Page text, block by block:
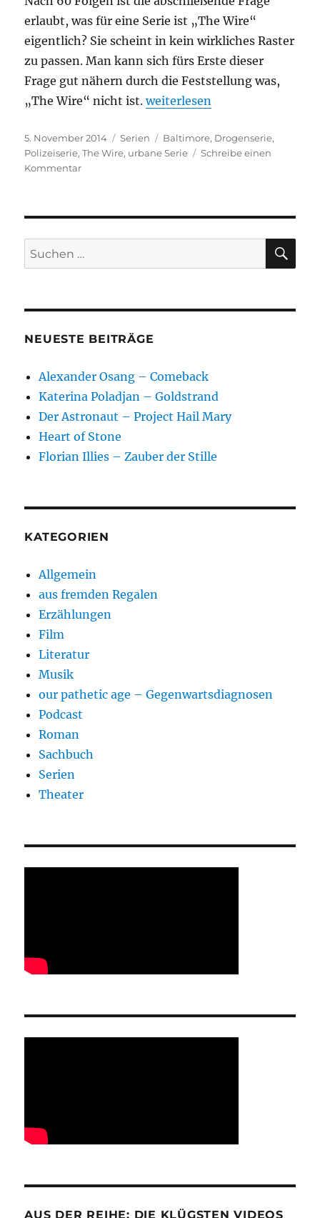
erlaubt, was für eine Serie ist „The Wire“
eigentlich? Sie scheint in kein wirkliches Raster
zu passen. Man kann sich fürs Erste dieser
Frage gut nähern durch die Feststellung was,
„The Wire“ nicht ist.„The Wire –
weiterlesen
Veröffentlicht
am
5. November 2014 Kategorien
Serien Schlagwörter
Baltimore, Drogenserie,
Polizeiserie,The Wire, urbane Serie
Schreibe einen
Kommentarzu
Suchen
nach:
NEUESTE BEITRÄGE
Alexander Osang – Comeback
Katerina Poladjan – Goldstrand
Der Astronaut – Project Hail Mary
Heart of Stone
Florian Illies – Zauber der Stille
KATEGORIEN
Allgemein
aus fremden Regalen
Erzählungen
Film
Literatur
Musik
our pathetic age – Gegenwartsdiagnosen
Podcast
Roman
Sachbuch
Serien
Theater
AUS DER REIHE: DIE KLÜGSTEN VIDEOS